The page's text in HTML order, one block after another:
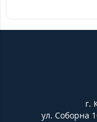
г.
ул. Соборна